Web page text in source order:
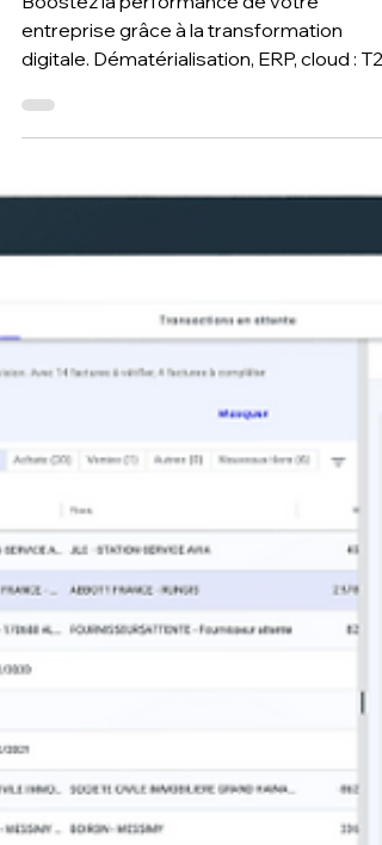
piloter efficacement votre
entreprise avec T2F ?
entreprise grâce à la transformation
digitale. Dématérialisation, ERP, cloud : T2F
efficace et rentable.